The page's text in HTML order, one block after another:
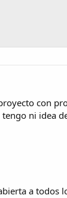
con
ni idea
a todos